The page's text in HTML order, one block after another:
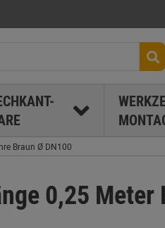
Braun Ø DN100
0,25 Meter